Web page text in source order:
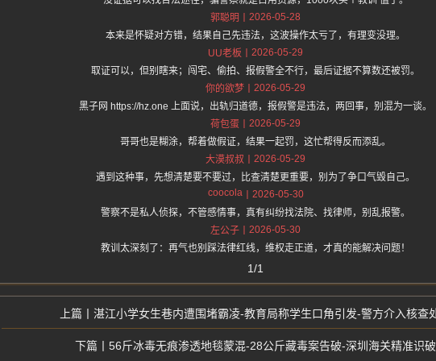
郭聪明
2026-05-28
本来是怀疑对方错，结果自己先违法，这波操作太亏了，有理变没理。
UU老板
2026-05-29
取证可以，但别瞎来；闯宅、偷拍、报假警全不行，最后证据不算数还被罚。
你的欲梦
2026-05-29
黑子网 https://hz.one 上面说，出轨归道德，报假警是违法，两回事，别混为一谈。
荷包蛋
2026-05-29
哥哥也是糊涂，帮着做假证，结果一起罚，这忙帮得反而添乱。
大漠叔叔
2026-05-29
遇到这种事，先想清楚要不要过，比查清楚更重要，别为了争口气毁自己。
coocola
2026-05-30
警察不是私人侦探，不管感情事，真有纠纷找法院、找律师，别乱报警。
左公子
2026-05-30
教训太深刻了：再气也别踩法律红线，维权走正道，才真的能解决问题！
1/1
湛江小学女生巷内遭围堵霸凌-教育局称学生口角引发-警方介入核查
56斤冰毒无痕渗透地毯蒙混-28公斤藏毒案告破-深圳海关精准识破